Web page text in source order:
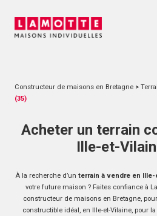
Constructeur de maisons en Bretagne >
(35)
Acheter un terrain
Ille-et-
À la recherche d’un terrain à vendre en
votre future maison ? Faites confiance à
constructeur de maisons en Bretagne,
constructible idéal, en Ille-et-Vilaine, pour